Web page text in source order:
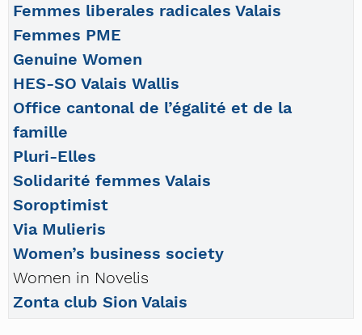
Femmes liberales radicales Valais
Femmes PME
Genuine Women
HES-SO Valais Wallis
Office cantonal de l’égalité et de la
famille
Pluri-Elles
Solidarité femmes Valais
Soroptimist
Via Mulieris
Women’s business society
Women in Novelis
Zonta club Sion Valais